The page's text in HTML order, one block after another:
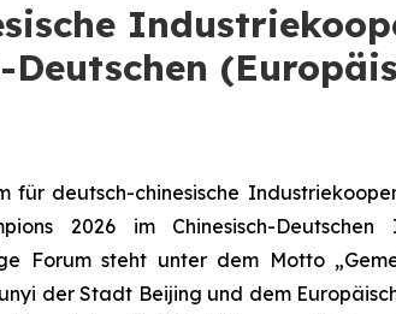
für deutsch-chinesische
2026 im Chinesisch-Deutschen
Forum steht unter dem Motto
der Stadt Beijing und dem